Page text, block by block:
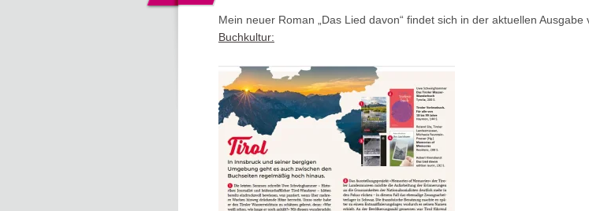
Mein neuer Roman „Das Lied davon“ findet sich in der aktuellen Ausgabe
Buchkultur: